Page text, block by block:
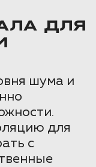
ДЛЯ
шума и
для
с